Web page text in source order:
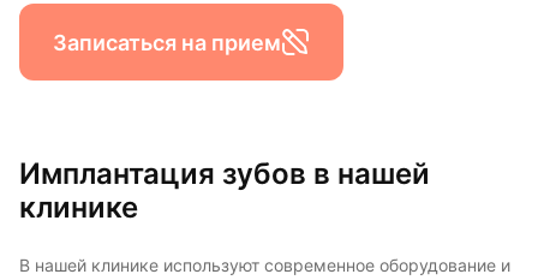
Записаться на прием
Имплантация зубов в нашей
клинике
В нашей клинике используют современное оборудование и